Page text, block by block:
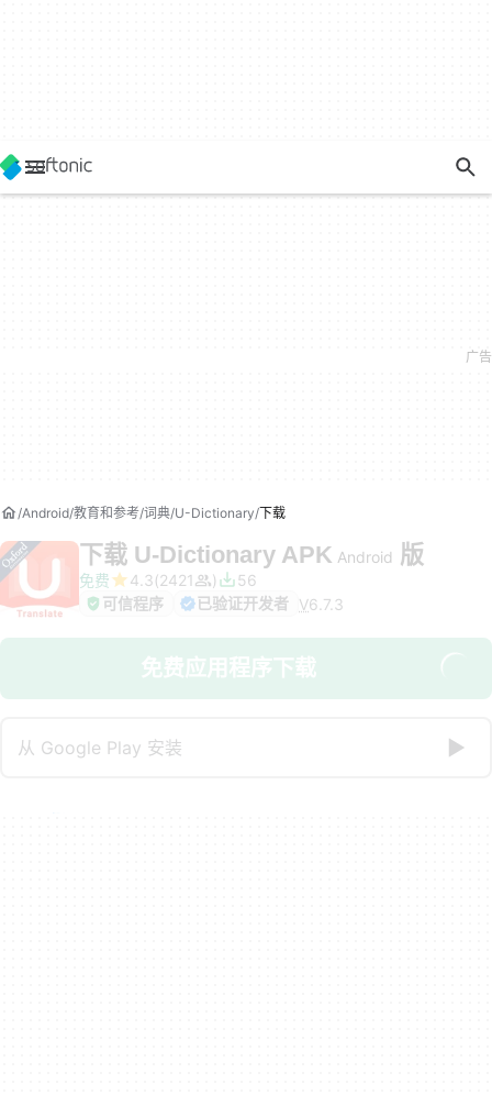
Android 教育和参考 词典 U-Dictionary 下载
下载 U-Dictionary APK Android 版
免费 4.3 2421
56
可信程序
已验证开发者 V6.7.3
免费应用程序下载
从 Google Play 安装